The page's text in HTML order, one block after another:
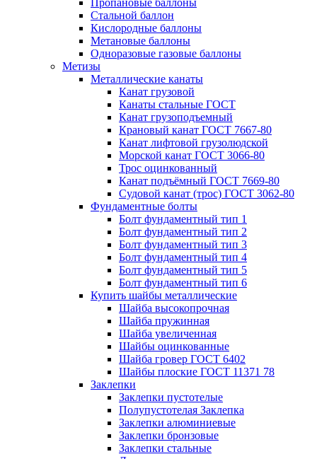
Пропановые баллоны
Стальной баллон
Кислородные баллоны
Метановые баллоны
Одноразовые газовые баллоны
Метизы
Металлические канаты
Канат грузовой
Канаты стальные ГОСТ
Канат грузоподъемный
Крановый канат ГОСТ 7667-80
Канат лифтовой грузолюдской
Морской канат ГОСТ 3066-80
Трос оцинкованный
Канат подъёмный ГОСТ 7669-80
Судовой канат (трос) ГОСТ 3062-80
Фундаментные болты
Болт фундаментный тип 1
Болт фундаментный тип 2
Болт фундаментный тип 3
Болт фундаментный тип 4
Болт фундаментный тип 5
Болт фундаментный тип 6
Купить шайбы металлические
Шайба высокопрочная
Шайба пружинная
Шайба увеличенная
Шайбы оцинкованные
Шайба гровер ГОСТ 6402
Шайбы плоские ГОСТ 11371 78
Заклепки
Заклепки пустотелые
Полупустотелая Заклепка
Заклепки алюминиевые
Заклепки бронзовые
Заклепки стальные